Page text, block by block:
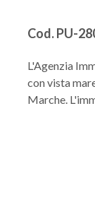
Cod. PU-
L'Agenzia
con vista
Marche.